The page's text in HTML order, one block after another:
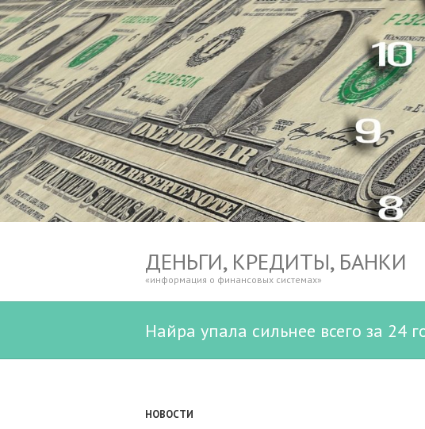
ДЕНЬГИ, КРЕДИТЫ, БАНКИ
«информация о финансовых системах»
Найра упала сильнее всего за 24
НОВОСТИ